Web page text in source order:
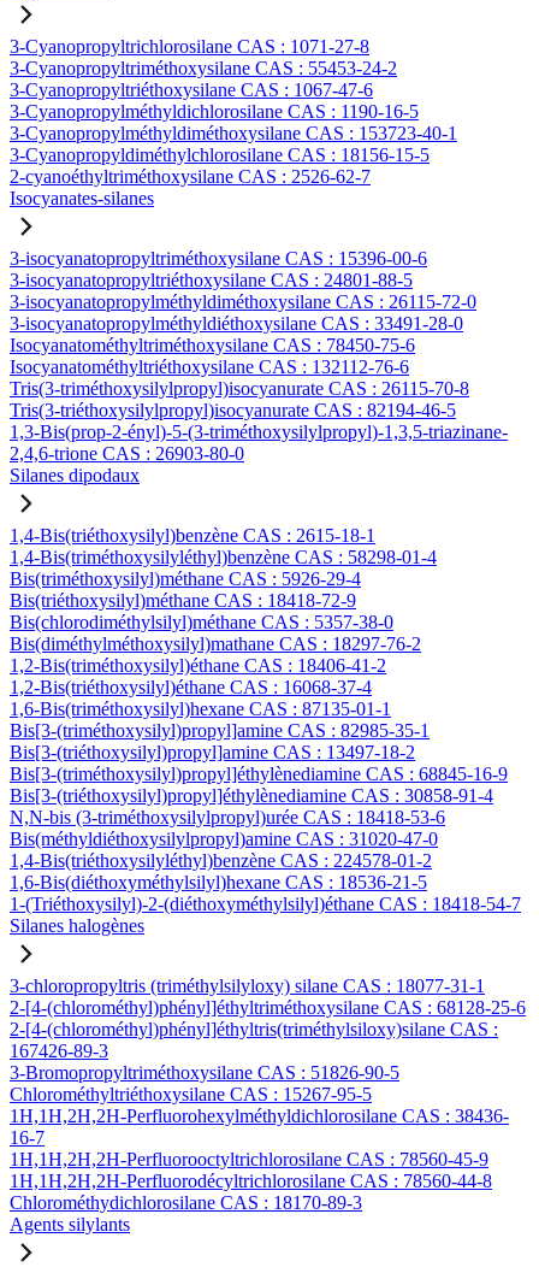
3-Cyanopropyltrichlorosilane CAS : 1071-27-8
3-Cyanopropyltriméthoxysilane CAS : 55453-24-2
3-Cyanopropyltriéthoxysilane CAS : 1067-47-6
3-Cyanopropylméthyldichlorosilane CAS : 1190-16-5
3-Cyanopropylméthyldiméthoxysilane CAS : 153723-40-1
3-Cyanopropyldiméthylchlorosilane CAS : 18156-15-5
2-cyanoéthyltriméthoxysilane CAS : 2526-62-7
Isocyanates-silanes
3-isocyanatopropyltriméthoxysilane CAS : 15396-00-6
3-isocyanatopropyltriéthoxysilane CAS : 24801-88-5
3-isocyanatopropylméthyldiméthoxysilane CAS : 26115-72-0
3-isocyanatopropylméthyldiéthoxysilane CAS : 33491-28-0
Isocyanatométhyltriméthoxysilane CAS : 78450-75-6
Isocyanatométhyltriéthoxysilane CAS : 132112-76-6
Tris(3-triméthoxysilylpropyl)isocyanurate CAS : 26115-70-8
Tris(3-triéthoxysilylpropyl)isocyanurate CAS : 82194-46-5
1,3-Bis(prop-2-ényl)-5-(3-triméthoxysilylpropyl)-1,3,5-triazinane-
2,4,6-trione CAS : 26903-80-0
Silanes dipodaux
1,4-Bis(triéthoxysilyl)benzène CAS : 2615-18-1
1,4-Bis(triméthoxysilyléthyl)benzène CAS : 58298-01-4
Bis(triméthoxysilyl)méthane CAS : 5926-29-4
Bis(triéthoxysilyl)méthane CAS : 18418-72-9
Bis(chlorodiméthylsilyl)méthane CAS : 5357-38-0
Bis(diméthylméthoxysilyl)mathane CAS : 18297-76-2
1,2-Bis(triméthoxysilyl)éthane CAS : 18406-41-2
1,2-Bis(triéthoxysilyl)éthane CAS : 16068-37-4
1,6-Bis(triméthoxysilyl)hexane CAS : 87135-01-1
Bis[3-(triméthoxysilyl)propyl]amine CAS : 82985-35-1
Bis[3-(triéthoxysilyl)propyl]amine CAS : 13497-18-2
Bis[3-(triméthoxysilyl)propyl]éthylènediamine CAS : 68845-16-9
Bis[3-(triéthoxysilyl)propyl]éthylènediamine CAS : 30858-91-4
N,N-bis (3-triméthoxysilylpropyl)urée CAS : 18418-53-6
Bis(méthyldiéthoxysilylpropyl)amine CAS : 31020-47-0
1,4-Bis(triéthoxysilyléthyl)benzène CAS : 224578-01-2
1,6-Bis(diéthoxyméthylsilyl)hexane CAS : 18536-21-5
1-(Triéthoxysilyl)-2-(diéthoxyméthylsilyl)éthane CAS : 18418-54-7
Silanes halogènes
3-chloropropyltris (triméthylsilyloxy) silane CAS : 18077-31-1
2-[4-(chlorométhyl)phényl]éthyltriméthoxysilane CAS : 68128-25-6
2-[4-(chlorométhyl)phényl]éthyltris(triméthylsiloxy)silane CAS :
167426-89-3
3-Bromopropyltriméthoxysilane CAS : 51826-90-5
Chlorométhyltriéthoxysilane CAS : 15267-95-5
1H,1H,2H,2H-Perfluorohexylméthyldichlorosilane CAS : 38436-
16-7
1H,1H,2H,2H-Perfluorooctyltrichlorosilane CAS : 78560-45-9
1H,1H,2H,2H-Perfluorodécyltrichlorosilane CAS : 78560-44-8
Chlorométhydichlorosilane CAS : 18170-89-3
Agents silylants